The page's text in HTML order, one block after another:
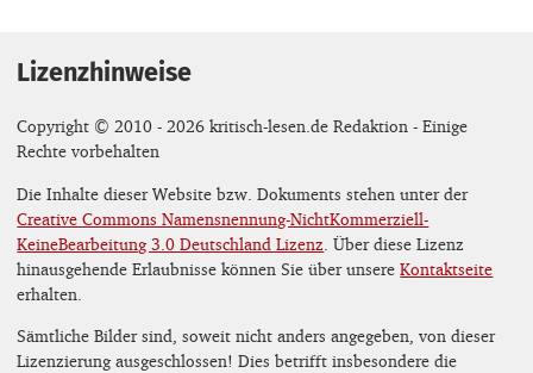
Lizenzhinweise
Copyright © 2010 - 2026 kritisch-lesen.de Redaktion - Einige
Rechte vorbehalten
Die Inhalte dieser Website bzw. Dokuments stehen unter der
Creative Commons Namensnennung-NichtKommerziell-
KeineBearbeitung 3.0 Deutschland Lizenz . Über diese Lizenz
hinausgehende Erlaubnisse können Sie über unsereKontaktseite
erhalten.
Sämtliche Bilder sind, soweit nicht anders angegeben, von dieser
Lizenzierung ausgeschlossen! Dies betrifft insbesondere die